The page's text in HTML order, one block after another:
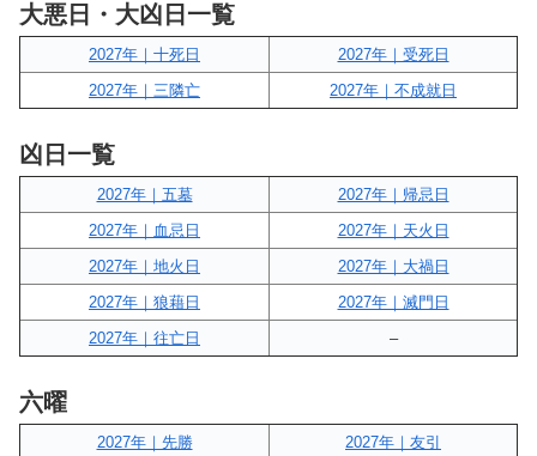
大悪日・大凶日一覧
2027年｜十死日
2027年｜受死日
2027年｜三隣亡
2027年｜不成就日
凶日一覧
2027年｜五墓
2027年｜帰忌日
2027年｜血忌日
2027年｜天火日
2027年｜地火日
2027年｜大禍日
2027年｜狼藉日
2027年｜滅門日
2027年｜往亡日
–
六曜
2027年｜先勝
2027年｜友引